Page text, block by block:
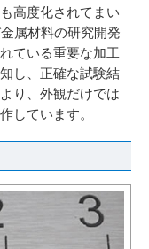
高度化されてまい
属材料の研究開発
ている重要な加工
し、正確な試験結
り、外観だけでは
しています。